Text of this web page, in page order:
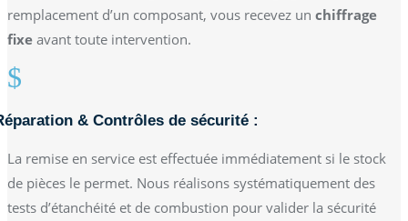
remplacement d’un composant, vous recevez un chiffrage
fixe avant toute intervention.
$
& Contrôles de sécurité :
La remise en service est effectuée immédiatement si le stock
de pièces le permet. Nous réalisons systématiquement des
tests d’étanchéité et de combustion pour valider la sécurité